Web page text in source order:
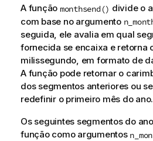
A função monthsend() divide o
com base no argumento
seguida, ele avalia em qual
fornecida se encaixa e retorna
milissegundo, em formato de
A função pode retornar o
dos segmentos anteriores ou
redefinir o primeiro mês do ano.
Os seguintes segmentos do
função como argumentos